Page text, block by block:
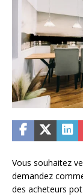
Vous souhaitez
demandez
des acheteurs